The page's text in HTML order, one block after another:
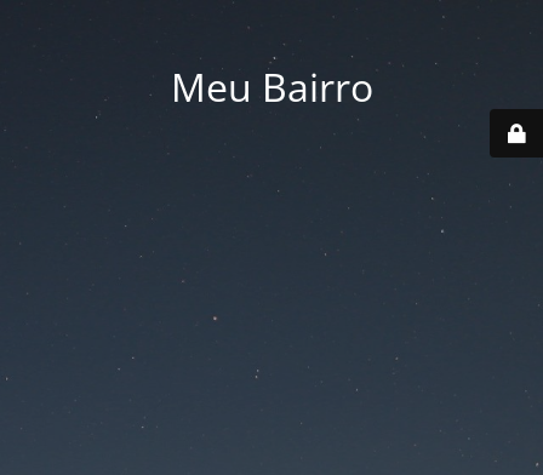
Meu Bairro